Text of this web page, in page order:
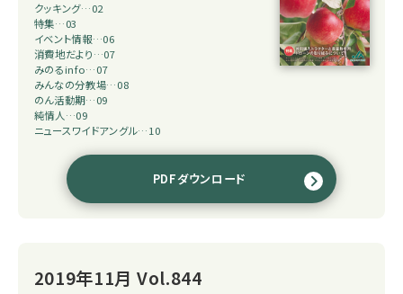
クッキング…02
特集…03
イベント情報…06
消費地だより…07
みのるinfo…07
みんなの分教場…08
のん活動期…09
純情人…09
ニュースワイドアングル…10
PDFダウンロード
2019年11月 Vol.844